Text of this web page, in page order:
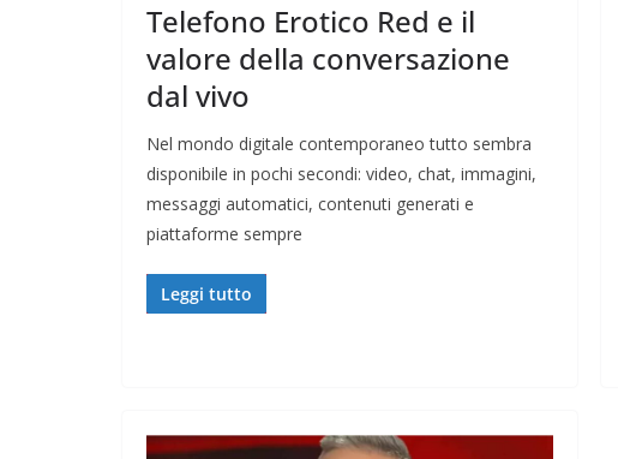
Telefono Erotico Red e il
valore della conversazione
dal vivo
Nel mondo digitale contemporaneo tutto sembra
disponibile in pochi secondi: video, chat, immagini,
messaggi automatici, contenuti generati e
piattaforme sempre
Leggi tutto